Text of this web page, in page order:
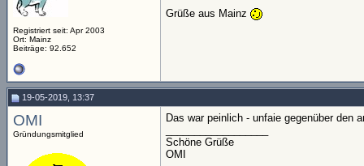
Registriert seit: Apr 2003
Ort: Mainz
Beiträge: 92.652
Grüße aus Mainz
19-05-2019, 13:37
OMI
Gründungsmitglied
Das war peinlich - unfaie gegenüber den
Schöne Grüße
OMI